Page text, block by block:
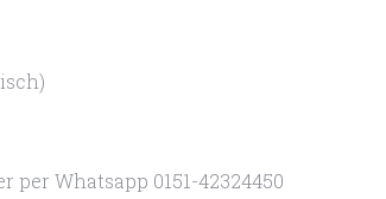
Whatsapp 0151-42324450